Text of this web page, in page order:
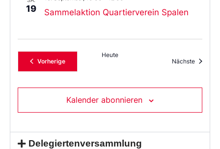
19 Sammelaktion Quartierverein Spalen
VorherigeVeranstaltungen
Heute
Nächste
Kalender abonnieren
Delegiertenversammlung